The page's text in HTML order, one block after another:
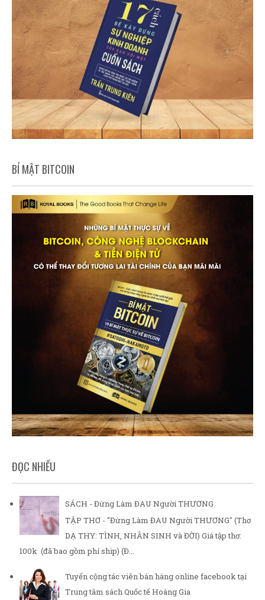
BÍ MẬT BITCOIN
ĐỌC NHIỀU
SÁCH - Đừng Làm ĐAU Người THƯƠNG
TẬP THƠ - "Đừng Làm ĐAU Người THƯƠNG" (Thơ
DẠ THY: TÌNH, NHÂN SINH và ĐỜI) Giá tập thơ:
100k (đã bao gồm phí ship) (Đ...
Tuyển cộng tác viên bán hàng online facebook tại
Trung tâm sách Quốc tế Hoàng Gia